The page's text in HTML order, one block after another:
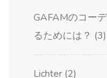
GAFAMのコー
るためには？ (3)
Lichter (2)